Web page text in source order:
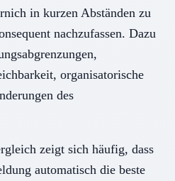
in kurzen Abständen zu
nachzufassen. Dazu
organisatorische
des
zeigt sich häufig, dass
automatisch die beste